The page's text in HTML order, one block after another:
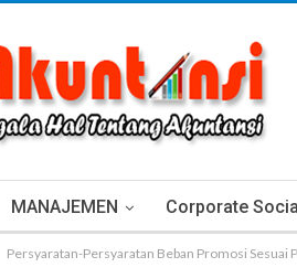
MANAJEMEN Corporate
Persyaratan-Persyaratan Beban Promosi Sesuai